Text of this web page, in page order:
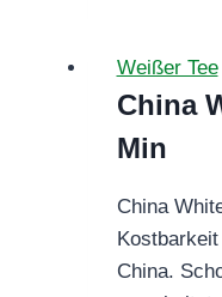
Weißer Tee
China
Min
China
China.